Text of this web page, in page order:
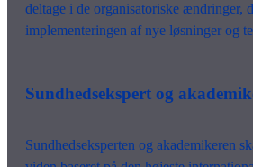
deltage i de organisatoriske ændringer,
implementeringen af nye løsninger og
Sundhedsekspert og
Sundhedseksperten og akademikeren